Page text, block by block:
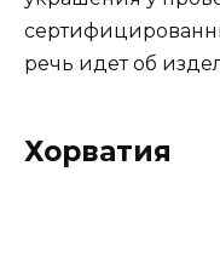
речь идет об
Хорватия